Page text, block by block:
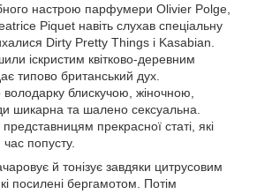
настрою парфумери Olivier Polge,
Piquet навіть слухав спеціальну
Dirty Pretty Things і Kasabian.
іскристим квітково-деревним
типово британський дух.
володарку блискучою, жіночною,
шикарна та шалено сексуальна.
прекрасної статі, які
попусту.
й тонізує завдяки цитрусовим
посилені бергамотом. Потім